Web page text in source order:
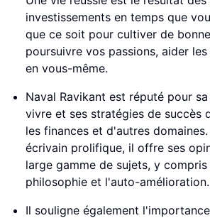
investissements en temps que
que ce soit pour cultiver de
poursuivre vos passions, aider
en vous-même.
Naval Ravikant est réputé pour
vivre et ses stratégies de succès
les finances et d'autres
écrivain prolifique, il offre ses
large gamme de sujets, y
philosophie et l'auto-amélioration.
Il souligne également